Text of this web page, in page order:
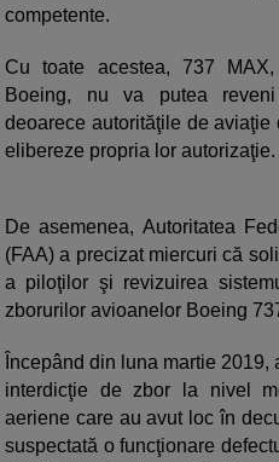
competente.
Cu toate acestea, 737
Boeing, nu va putea
deoarece autorităţile de
elibereze propria lor autorizaţie.
De asemenea, Autoritatea
(FAA) a precizat miercuri că
a piloţilor şi revizuirea
zborurilor avioanelor Boeing
Începând din luna martie
interdicţie de zbor la nivel
aeriene care au avut loc în
suspectată o funcţionare